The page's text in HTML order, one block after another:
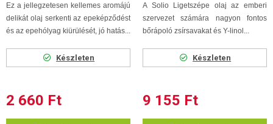
Ez a jellegzetesen kellemes aromájú
delikát olaj serkenti az epeképződést
és az epehólyag kiürülését, jó hatás...
Készleten
2 660 Ft
A Solio Ligetszépe olaj az emberi
szervezet számára nagyon fontos
bőrápoló zsírsavakat és Y-linol...
Készleten
9 155 Ft